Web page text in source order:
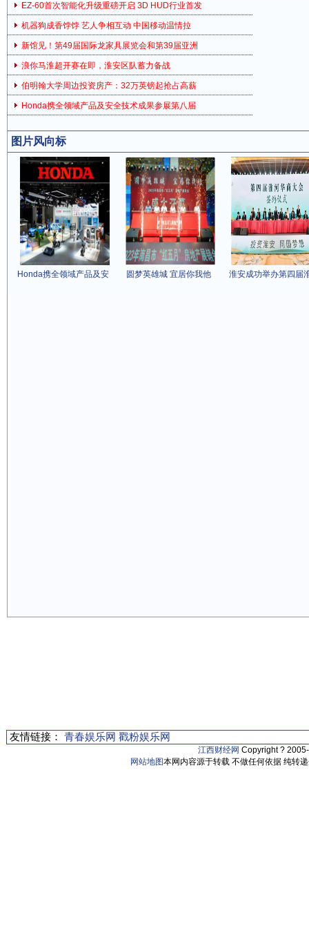
EZ-60首次智能化升级重磅开启 3D HUD行业首发
机器狗成香饽饽 艺人争相互动 中国移动温情拉
新馆见！第49届国际龙家具展览会和第39届亚洲
浪你马淮超开赛在即，淮安区队蓄力备战
伯明翰大学周边投资房产：32万英镑起抢占高薪
Honda携全领域产品及安全技术成果参展第八届
图片风向标
Honda携全领域产品及安 圆梦英雄城 宜居你我他 淮安成功举办第四届
友情链接： 青春娱乐网 戳粉娱乐网
江西财经网 Copyright ?
网站地图本网内容源于转载 不做任何依据 纯转